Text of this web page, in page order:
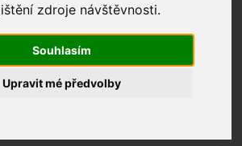
zdroje návštěvnosti.
Souhlasím
Upravit mé předvolby